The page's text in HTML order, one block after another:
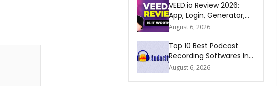
VEED.io Review 2026:
App, Login, Generator,
Download, AI & FAQs
August 6, 2026
Top 10 Best Podcast
Recording Softwares In
2026
August 6, 2026